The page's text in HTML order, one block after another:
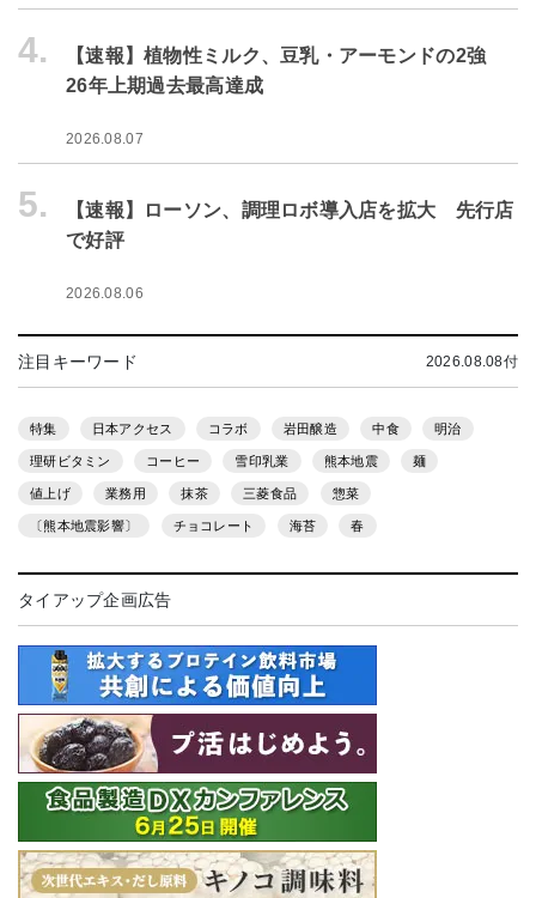
4.
【速報】植物性ミルク、豆乳・アーモンドの2強
26年上期過去最高達成
2026.08.07
5.
【速報】ローソン、調理ロボ導入店を拡大 先行店
で好評
2026.08.06
注目キーワード 2026.08.08付
特集 日本アクセス コラボ 岩田醸造 中食 明治
理研ビタミン コーヒー 雪印乳業 熊本地震 麺
値上げ 業務用 抹茶 三菱食品 惣菜
〔熊本地震影響〕 チョコレート 海苔 春
タイアップ企画広告